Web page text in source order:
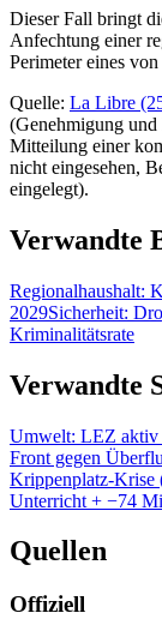
Dieser Fall bringt
Anfechtung einer
Perimeter eines
Quelle: La Libre
(Genehmigung und
Mitteilung einer
nicht eingesehen,
eingelegt).
Verwandte
Regionalhaushalt:
2029Sicherheit:
Kriminalitätsrate
Verwandte
Umwelt: LEZ aktiv
Front gegen
Krippenplatz-Krise
Unterricht + −74
Quellen
Offiziell